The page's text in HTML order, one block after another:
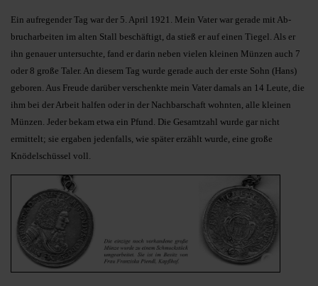
Ein aufregender Tag war der 5. April 1921. Mein Vater war gerade mit Ab­
brucharbeiten im alten Stall beschäftigt, da stieß er auf einen Tiegel. Als er
ihn genauer untersuchte, fand er darin neben vielen kleinen Münzen auch 7
oder 8 große Taler. An diesem Tag wurde gerade auch der erste Sohn (Hans)
geboren. Aus Freude da­rüber verschenkte mein Vater da­mals an 14 Leute, die
ihm bei der Ar­beit halfen oder in der Nach­bar­schaft wohnten, alle kleinen
Münzen. Jeder bekam etwa ein Pfund. Die Gesamt­zahl wurde gar nicht
ermittelt; sie ergaben jedenfalls, wie später erzählt wurde, eine große
Knödelschüssel voll.